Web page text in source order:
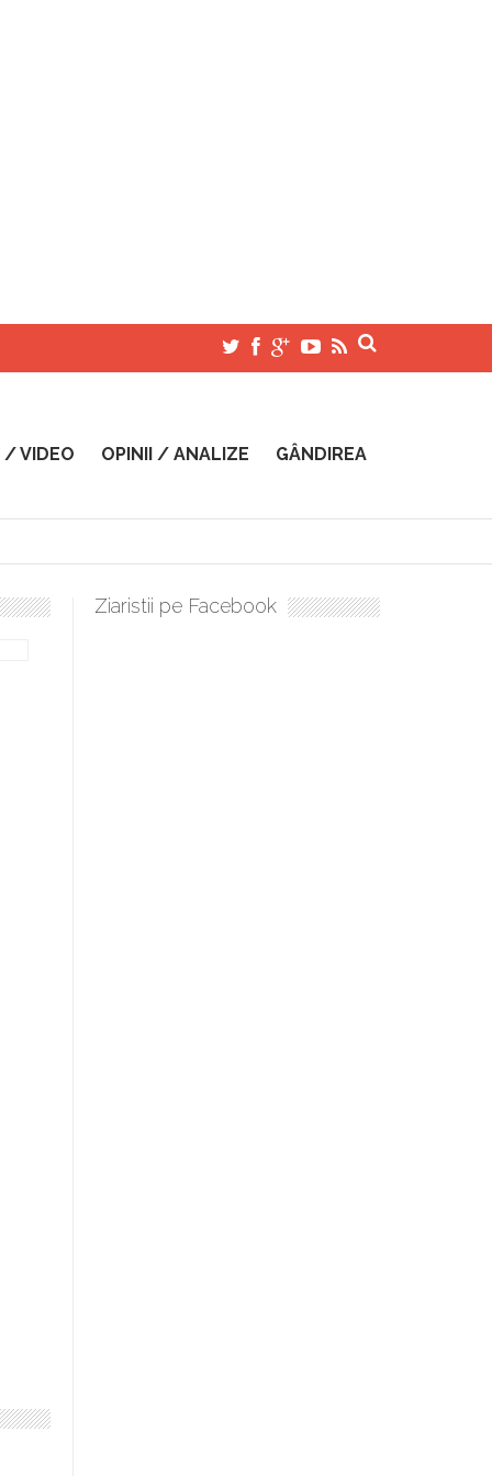
/ VIDEO OPINII / ANALIZE GÂNDIREA
sculați, boieri mari! Sara Nukina are nevoie de ajutorul nostru!
Ziaristii pe Facebook